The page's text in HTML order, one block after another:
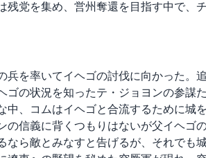
残党を集め、営州奪還を目指す中で、
兵を率いてイヘゴの討伐に向かった。
ゴの状況を知ったテ・ジョヨンの参謀
中、コムはイヘゴと合流するために城
の信義に背くつもりはないが父イヘゴ
なら敵とみなすと告げるが、それでも